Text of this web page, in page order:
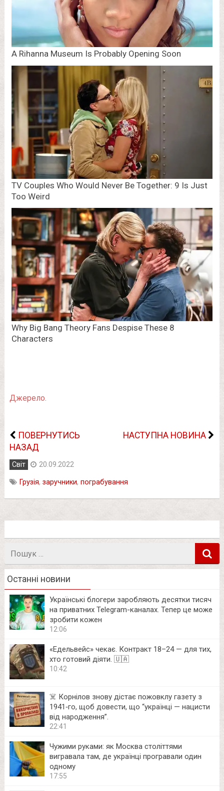
Джерело.
ПОВЕРНУТИСЬ
НАЗАД
НАСТУПНА НОВИНА
Світ 20.09.2022
Грузія, заручники, пограбування
Останні новини
Українські блогери заробляють десятки тисяч
на приватних Telegram-каналах. Тепер це може
зробити кожен
12:06
«Едельвейс» чекає. Контракт 18–24 — для тих,
хто готовий діяти. 🇺🇦
10:42
☠️ Корнілов знову дістає пожовклу газету з
1941‑го, щоб довести, що “українці — нацисти
від народження”.
22:41
Чужими руками: як Москва століттями
вигравала там, де українці програвали один
одному
17:55